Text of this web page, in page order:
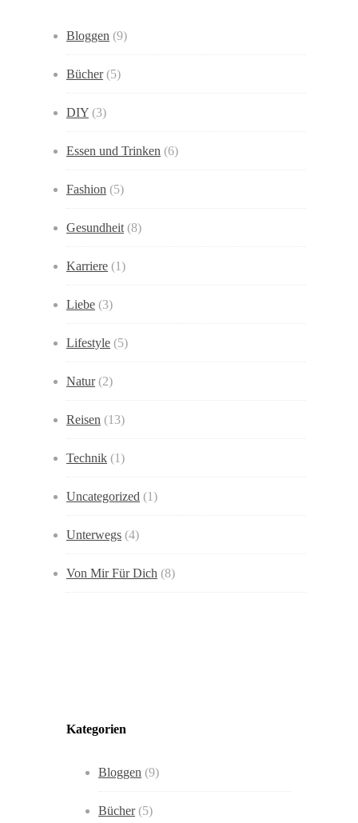
Bloggen (9)
Bücher(5)
DIY (3)
Essen und Trinken (6)
Fashion (5)
Gesundheit (8)
Karriere (1)
Liebe (3)
Lifestyle (5)
Natur(2)
Reisen (13)
Technik (1)
Uncategorized (1)
Unterwegs (4)
Von Mir Für Dich (8)
Kategorien
Bloggen (9)
Bücher(5)